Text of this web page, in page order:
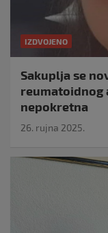
IZDVOJENO
Sakuplja se
reumatoidnog
nepokretna
26. rujna 2025.